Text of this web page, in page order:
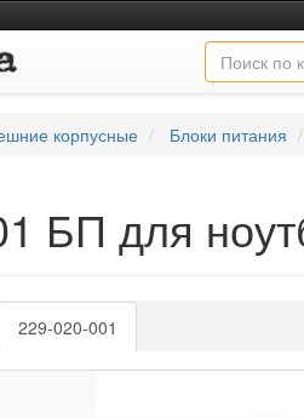
корпусные Блоки питания
БП для
229-020-001